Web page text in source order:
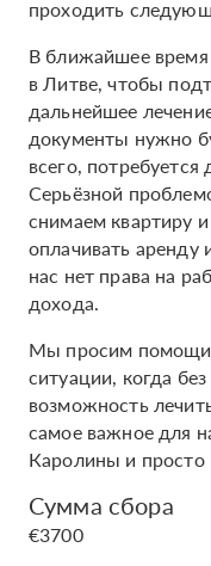
проходить
В ближайшее время
в Литве, чтобы
дальнейшее
документы нужно
всего,
Серьёзной
снимаем квартиру
оплачивать аренду
нас нет права на
дохода.
Мы просим помощи,
ситуации, когда
возможность
самое важное для
Каролины и просто
Сумма сбора
€3700